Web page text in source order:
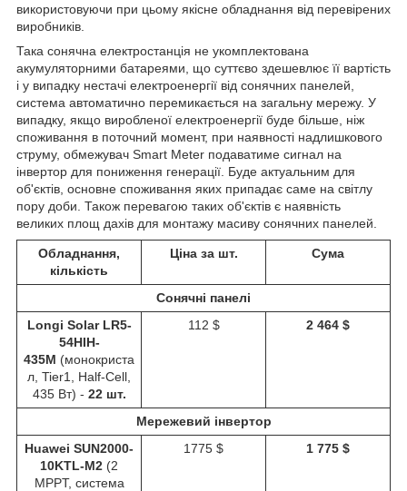
використовуючи при цьому якісне обладнання від перевірених
виробників.
Така сонячна електростанція не укомплектована
акумуляторними батареями, що суттєво здешевлює її вартість
і у випадку нестачі електроенергії від сонячних панелей,
система автоматично перемикається на загальну мережу. У
випадку, якщо виробленої електроенергії буде більше, ніж
споживання в поточний момент, при наявності надлишкового
струму, обмежувач Smart Meter подаватиме сигнал на
інвертор для пониження генерації. Буде актуальним для
об'єктів, основне споживання яких припадає саме на світлу
пору доби. Також перевагою таких об'єктів є наявність
великих площ дахів для монтажу масиву сонячних панелей.
Обладнання,
кількість
Ціна за шт. Сума
Сонячні панелі
Longi Solar LR5-
54HIH-
435M (монокриста
л, Tier1, Half-Cell,
435 Вт) - 22 шт.
112 $ 2 464 $
Мережевий інвертор
Huawei SUN2000-
10KTL-M2 (2
MPPT, система
1775 $ 1 775 $